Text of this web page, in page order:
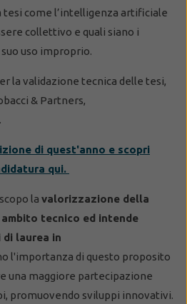
come l’intelligenza artificiale
collettivo e quali siano i
uso improprio.
la validazione tecnica delle tesi,
& Partners,
.
di quest'anno e scopri
qui.
la valorizzazione della
tecnico ed intende
laurea in
l'importanza di questo proposito
una maggiore partecipazione
promuovendo sviluppi innovativi.